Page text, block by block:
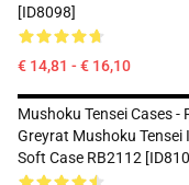
[ID8098]
€ 14,81 - € 16,10
Mushoku Tensei Cases -
Greyrat Mushoku Tensei
Soft Case RB2112